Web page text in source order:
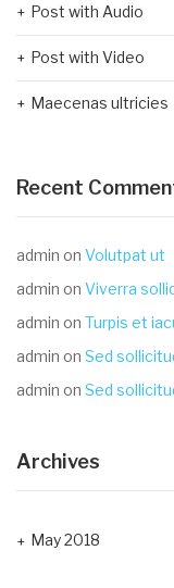
Post with Audio
Post with Video
Maecenas ultricies
Recent
admin on Volutpat ut
admin on Viverra
admin on Turpis et
admin on Sed
admin on Sed
Archives
May 2018